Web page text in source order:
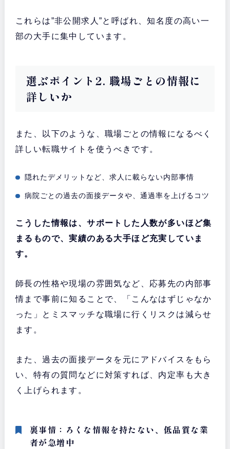
これらは”非公開求人”と呼ばれ、知名度の高い一
部の大手に集中しています。
選ぶポイント2. 職場ごとの情報に
詳しいか
また、以下のような、職場ごとの情報になるべく
詳しい転職サイトを使うべきです。
隠れたデメリットなど、求人に載らない内部事情
病院ごとの過去の面接データや、通過率を上げるコツ
こうした情報は、サポートした人数が多いほど集
まるもので、実績のある大手ほど充実していま
す。
師長の性格や現場の雰囲気など、応募先の内部事
情まで事前に知ることで、「こんなはずじゃなか
った」とミスマッチな職場に行くリスクは減らせ
ます。
また、過去の面接データを元にアドバイスをもら
い、特有の質問などに対策すれば、内定率も大き
く上げられます。
裏事情：ろくな情報を持たない、低品質な業
者が急増中